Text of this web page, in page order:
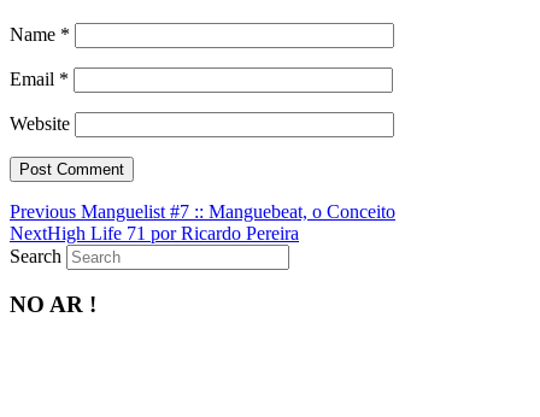
Name *
Email *
Website
PreviousPrevious
post:
Manguelist #7 :: Manguebeat, o Conceito
NextNext
post:
High Life 71 por Ricardo Pereira
Search
NO AR !